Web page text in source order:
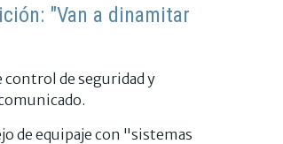
"Van a dinamitar
control de seguridad y
de equipaje con "sistemas